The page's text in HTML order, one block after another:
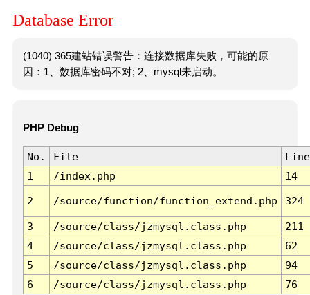
Database Error
(1040) 365建站错误警告：连接数据库失败，可能的原
因：1、数据库密码不对; 2、mysql未启动。
PHP Debug
No. File
Line
1
/index.php 14
2 /source/function/function_extend.php 324
3 /source/class/jzmysql.class.php
211
4
/source/class/jzmysql.class.php
62
5
/source/class/jzmysql.class.php
94
6
/source/class/jzmysql.class.php 76